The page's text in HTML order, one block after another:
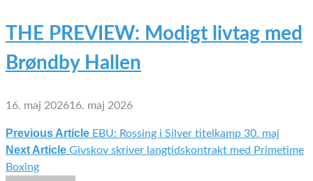
THE PREVIEW: Modigt livtag med
Brøndby Hallen
16. maj 202616. maj 2026
Indlægsnavigation
Previous Article EBU: Rossing i Silver titelkamp 30. maj
Next Article Givskov skriver langtidskontrakt med Primetime
Boxing